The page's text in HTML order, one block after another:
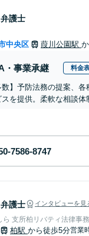
弁護士
中央区 葭川公園駅
・事業承継 料金
数】予防法務の提案、
を提供。柔軟な相談
弁護士 インタビューを見
ら 支所柏リバティ法律事
柏駅 から徒歩5分営業